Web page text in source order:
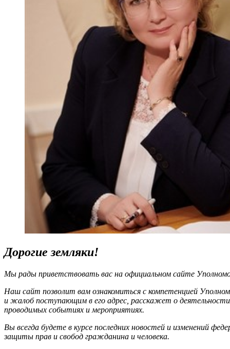
Дорогие земляки!
Мы рады приветствовать вас на официальном сайте
Наш сайт позволит вам ознакомиться с компетенцией
и жалоб поступающим в его адрес, расскажет о
проводимых событиях и мероприятиях.
Вы всегда будете в курсе последних новостей и изменений
защиты прав и свобод гражданина и человека.